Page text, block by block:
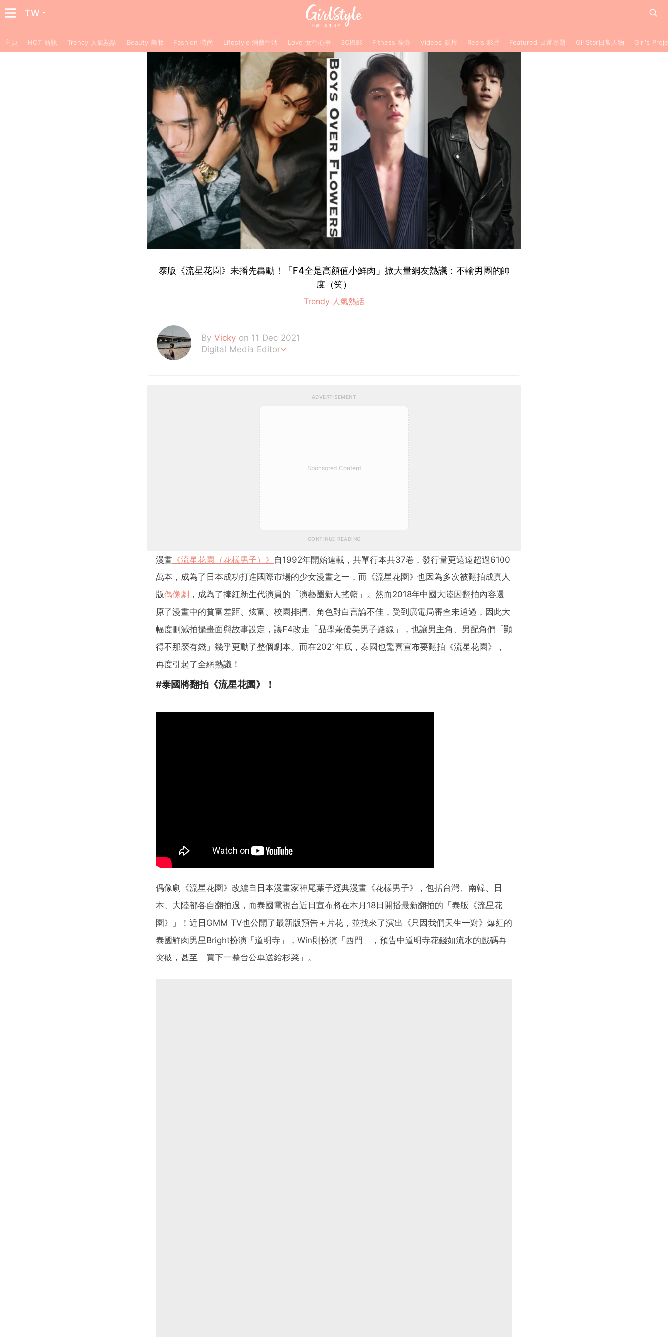
TW
主頁 HOT 新訊 Trendy 人氣熱話 Beauty 美妝 Fashion 時尚 Lifestyle 消費生活 Love 女生心事 3C攝影 Fitness 瘦身 Videos 影片 Reels 影片 Featured 日常專題 GirlStar日常人物 Girl's
泰版《流星花園》未播先轟動！「F4全是高顏值小鮮肉」掀大量網友熱議：不輸男團的帥
度（笑）
Trendy 人氣熱話
By Vicky on 11 Dec 2021
Digital Media Editor
ADVERTISEMENT
Sponsored Content
CONTINUE READING
漫畫 《流星花園（花樣男子）》 自1992年開始連載，共單行本共37卷，發行量更遠遠超過6100
萬本，成為了日本成功打進國際市場的少女漫畫之一，而《流星花園》也因為多次被翻拍成真人
版偶像劇 ，成為了捧紅新生代演員的「演藝圈新人搖籃」。然而2018年中國大陸因翻拍內容還
原了漫畫中的貧富差距、炫富、校園排擠、角色對白言論不佳，受到廣電局審查未通過，因此大
幅度刪減拍攝畫面與故事設定，讓F4改走「品學兼優美男子路線」，也讓男主角、男配角們「顯
得不那麼有錢」幾乎更動了整個劇本。而在2021年底，泰國也驚喜宣布要翻拍《流星花園》，
再度引起了全網熱議！
#泰國將翻拍《流星花園》！
偶像劇《流星花園》改編自日本漫畫家神尾葉子經典漫畫《花樣男子》，包括台灣、南韓、日
本、大陸都各自翻拍過，而泰國電視台近日宣布將在本月18日開播最新翻拍的「泰版《流星花
園》」！近日GMM TV也公開了最新版預告＋片花，並找來了演出《只因我們天生一對》爆紅的
泰國鮮肉男星Bright扮演「道明寺」，Win則扮演「西門」，預告中道明寺花錢如流水的戲碼再
突破，甚至「買下一整台公車送給杉菜」。